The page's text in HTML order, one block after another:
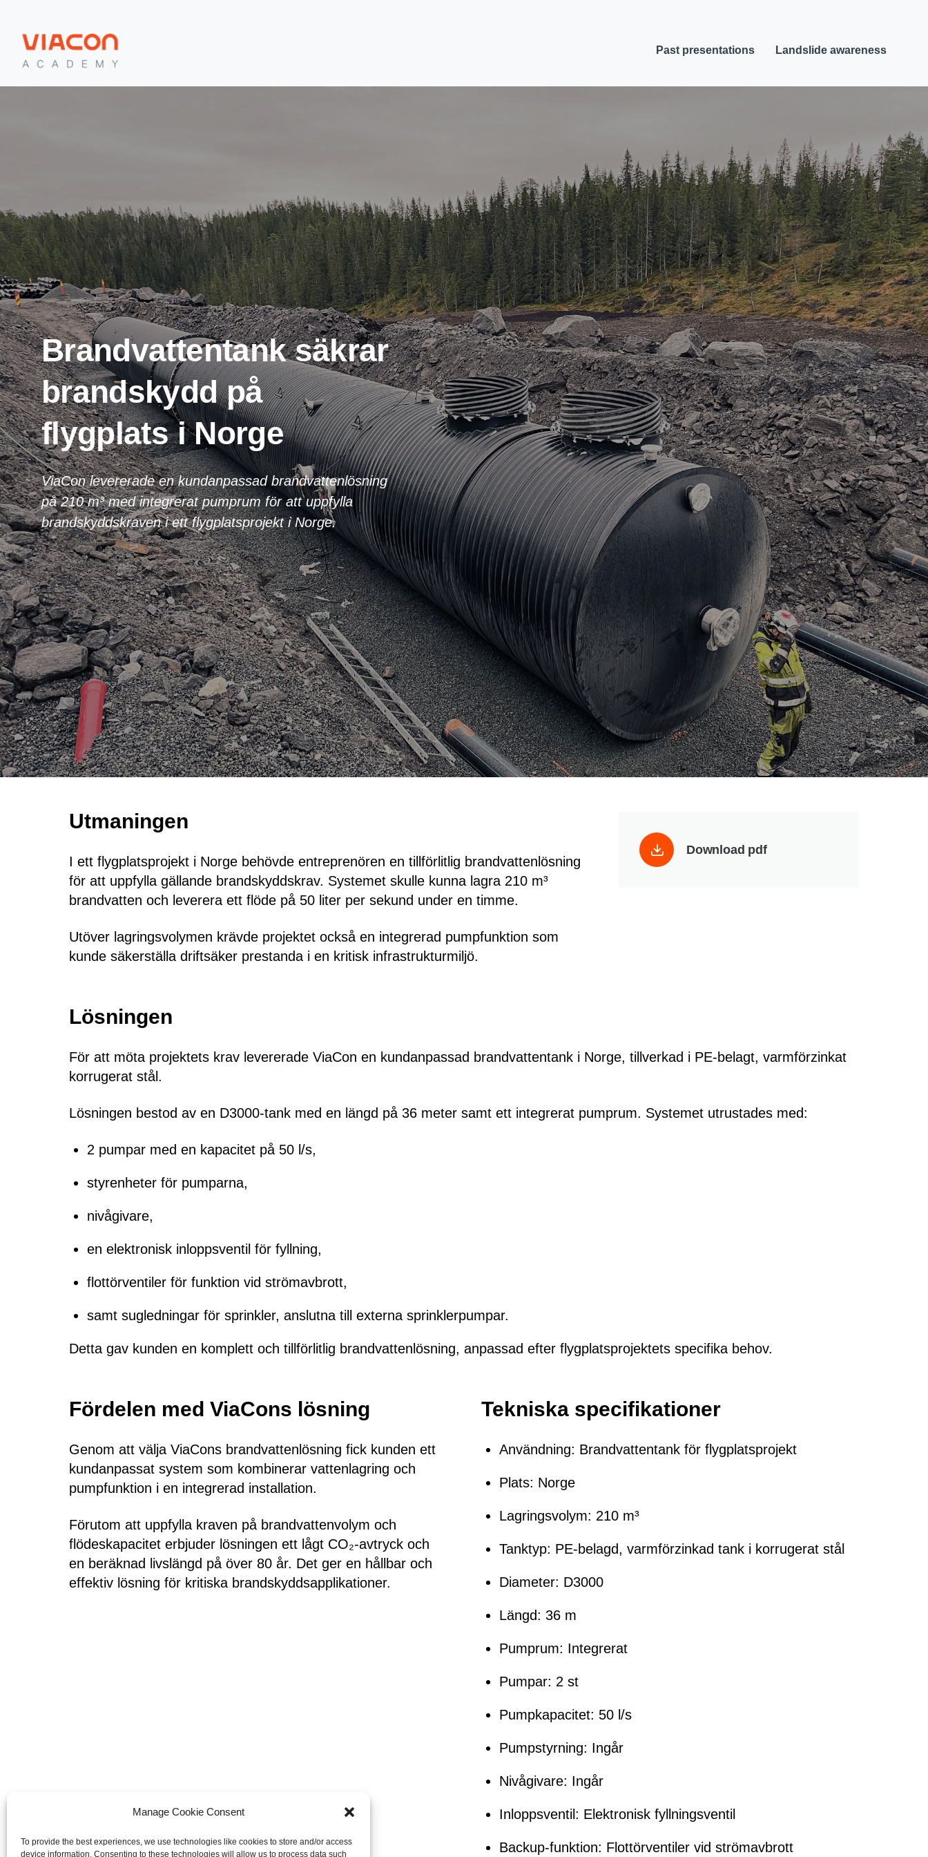
Manage Cookie Consent
To provide the best experiences, we use technologies like cookies to store and/or access
device information. Consenting to these technologies will allow us to process data such
Past presentations Landslide awareness
Brandvattentank säkrar
brandskydd på
flygplats i Norge
ViaCon levererade en kundanpassad brandvattenlösning
på 210 m³ med integrerat pumprum för att uppfylla
brandskyddskraven i ett flygplatsprojekt i Norge.
Utmaningen
I ett flygplatsprojekt i Norge behövde entreprenören en tillförlitlig brandvattenlösning
för att uppfylla gällande brandskyddskrav. Systemet skulle kunna lagra 210 m³
brandvatten och leverera ett flöde på 50 liter per sekund under en timme.
Utöver lagringsvolymen krävde projektet också en integrerad pumpfunktion som
kunde säkerställa driftsäker prestanda i en kritisk infrastrukturmiljö.
Download pdf
Lösningen
För att möta projektets krav levererade ViaCon en kundanpassad brandvattentank i Norge, tillverkad i PE-belagt, varmförzinkat
korrugerat stål.
Lösningen bestod av en D3000-tank med en längd på 36 meter samt ett integrerat pumprum. Systemet utrustades med:
2 pumpar med en kapacitet på 50 l/s,
styrenheter för pumparna,
nivågivare,
en elektronisk inloppsventil för fyllning,
flottörventiler för funktion vid strömavbrott,
samt sugledningar för sprinkler, anslutna till externa sprinklerpumpar.
Detta gav kunden en komplett och tillförlitlig brandvattenlösning, anpassad efter flygplatsprojektets specifika behov.
Fördelen med ViaCons lösning
Genom att välja ViaCons brandvattenlösning fick kunden ett
kundanpassat system som kombinerar vattenlagring och
pumpfunktion i en integrerad installation.
Förutom att uppfylla kraven på brandvattenvolym och
flödeskapacitet erbjuder lösningen ett lågt CO₂-avtryck och
en beräknad livslängd på över 80 år. Det ger en hållbar och
effektiv lösning för kritiska brandskyddsapplikationer.
Tekniska specifikationer
Användning: Brandvattentank för flygplatsprojekt
Plats: Norge
Lagringsvolym: 210 m³
Tanktyp: PE-belagd, varmförzinkad tank i korrugerat stål
Diameter: D3000
Längd: 36 m
Pumprum: Integrerat
Pumpar: 2 st
Pumpkapacitet: 50 l/s
Pumpstyrning: Ingår
Nivågivare: Ingår
Inloppsventil: Elektronisk fyllningsventil
Backup-funktion: Flottörventiler vid strömavbrott